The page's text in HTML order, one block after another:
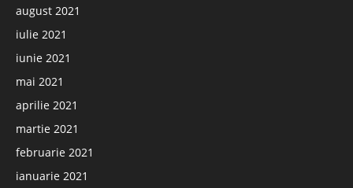
august 2021
iulie 2021
iunie 2021
mai 2021
aprilie 2021
martie 2021
februarie 2021
ianuarie 2021